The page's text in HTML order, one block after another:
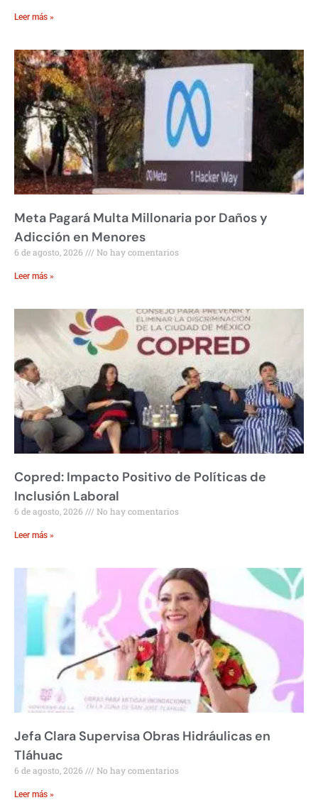
Leer más »
Meta Pagará Multa Millonaria por Daños y
Adicción en Menores
6 de agosto, 2026 No hay comentarios
Leer más »
Copred: Impacto Positivo de Políticas de
Inclusión Laboral
6 de agosto, 2026 No hay comentarios
Leer más »
Jefa Clara Supervisa Obras Hidráulicas en
Tláhuac
6 de agosto, 2026 No hay comentarios
Leer más »